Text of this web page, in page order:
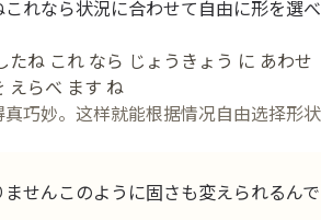
れなら状況に合わせて自由に形を選べ
たね これ なら じょうきょう に あわせ
えらべ ます ね
巧妙。这样就能根据情况自由选择形状
せんこのように固さも変えられるんで